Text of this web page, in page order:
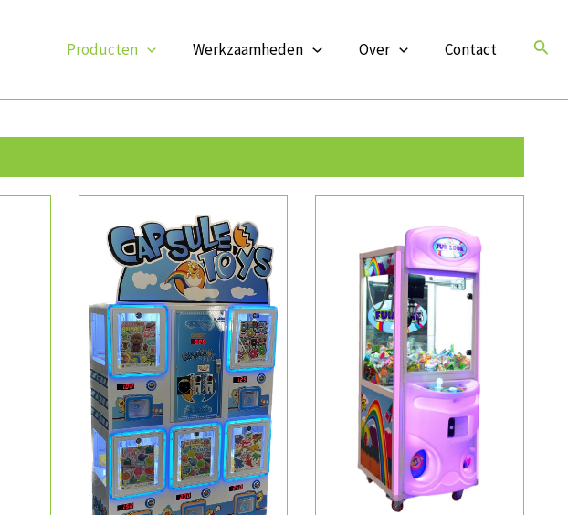
Producten Werkzaamheden Over Contact
MEER INFORMATIE MEER INFORMATIE